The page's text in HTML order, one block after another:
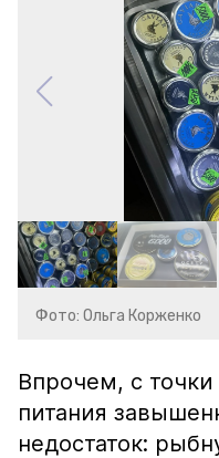
Фото: Ольга Корженко
Впрочем, с точки
питания
недостаток: